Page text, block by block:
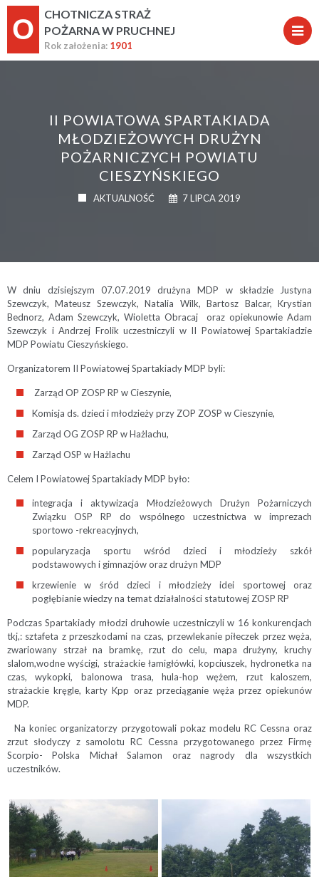
O
CHOTNICZA STRAŻ
POŻARNA W PRUCHNEJ
Rok założenia: 1901
II POWIATOWA SPARTAKIADA
MŁODZIEŻOWYCH DRUŻYN
POŻARNICZYCH POWIATU
CIESZYŃSKIEGO
AKTUALNOŚĆ 7 LIPCA 2019
W dniu dzisiejszym 07.07.2019 drużyna MDP w składzie Justyna
Szewczyk, Mateusz Szewczyk, Natalia Wilk, Bartosz Balcar, Krystian
Bednorz, Adam Szewczyk, Wioletta Obracaj oraz opiekunowie Adam
Szewczyk i Andrzej Frolik uczestniczyli w II Powiatowej Spartakiadzie
MDP Powiatu Cieszyńskiego.
Organizatorem II Powiatowej Spartakiady MDP byli:
Zarząd OP ZOSP RP w Cieszynie,
Komisja ds. dzieci i młodzieży przy ZOP ZOSP w Cieszynie,
Zarząd OG ZOSP RP w Hażlachu,
Zarząd OSP w Hażlachu
Celem I Powiatowej Spartakiady MDP było:
integracja i aktywizacja Młodzieżowych Drużyn Pożarniczych
Związku OSP RP do wspólnego uczestnictwa w imprezach
sportowo -rekreacyjnych,
popularyzacja sportu wśród dzieci i młodzieży szkół
podstawowych i gimnazjów oraz drużyn MDP
krzewienie w śród dzieci i młodzieży idei sportowej oraz
pogłębianie wiedzy na temat działalności statutowej ZOSP RP
Podczas Spartakiady młodzi druhowie uczestniczyli w 16 konkurencjach
tkj,: sztafeta z przeszkodami na czas, przewlekanie piłeczek przez węża,
zwariowany strzał na bramkę, rzut do celu, mapa drużyny, kruchy
slalom,wodne wyścigi, strażackie łamigłówki, kopciuszek, hydronetka na
czas, wykopki, balonowa trasa, hula-hop wężem, rzut kaloszem,
strażackie kręgle, karty Kpp oraz przeciąganie węża przez opiekunów
MDP.
Na koniec organizatorzy przygotowali pokaz modelu RC Cessna oraz
zrzut słodyczy z samolotu RC Cessna przygotowanego przez Firmę
Scorpio- Polska Michał Salamon oraz nagrody dla wszystkich
uczestników.